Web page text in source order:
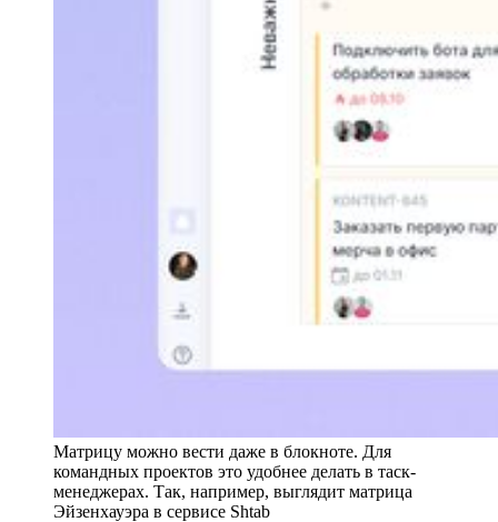
Матрицу можно вести даже в блокноте. Для
командных проектов это удобнее делать в таск-
менеджерах. Так, например, выглядит матрица
Эйзенхауэра в сервисе Shtab